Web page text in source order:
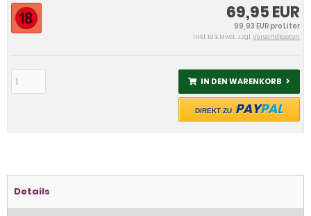
69,95 EUR
99,93 EUR pro Liter
inkl. 19 % MwSt. zzgl.Versandkosten
IN DEN WARENKORB
DIREKT ZU PAYPAL
Details